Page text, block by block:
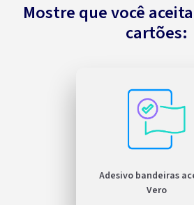
Mostre que você
cartões:
Adesivo bandeiras
Vero